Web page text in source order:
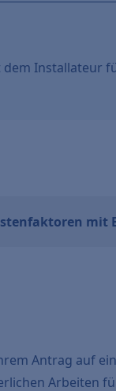
Installateur
mit
Antrag auf
Arbeiten